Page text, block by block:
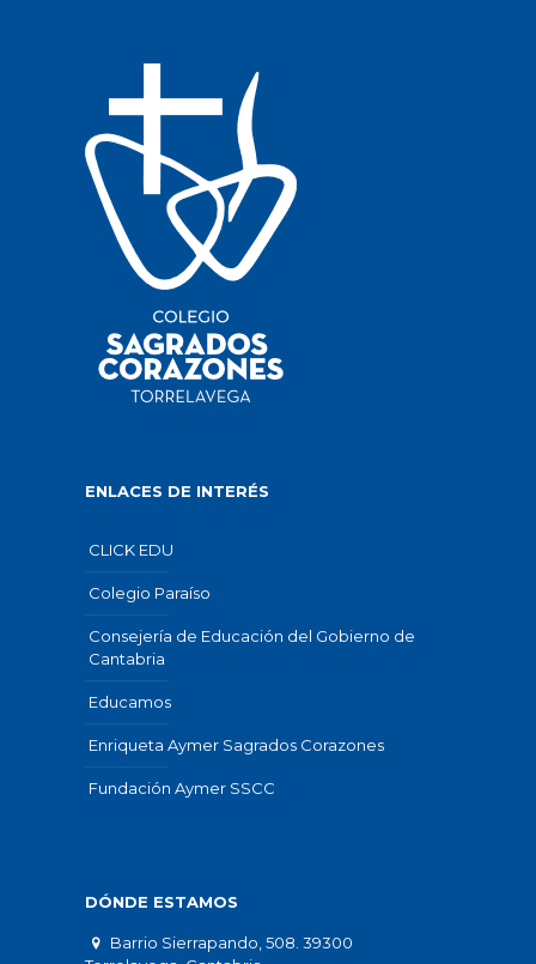
ENLACES DE INTERÉS
CLICK EDU
Colegio Paraíso
Consejería de Educación del Gobierno de
Cantabria
Educamos
Enriqueta Aymer Sagrados Corazones
Fundación Aymer SSCC
DÓNDE ESTAMOS
Barrio Sierrapando, 508. 39300